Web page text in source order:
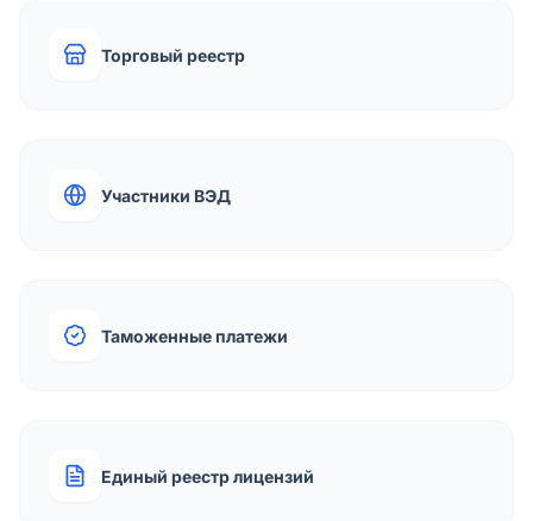
Торговый реестр
Участники ВЭД
Таможенные платежи
Единый реестр лицензий